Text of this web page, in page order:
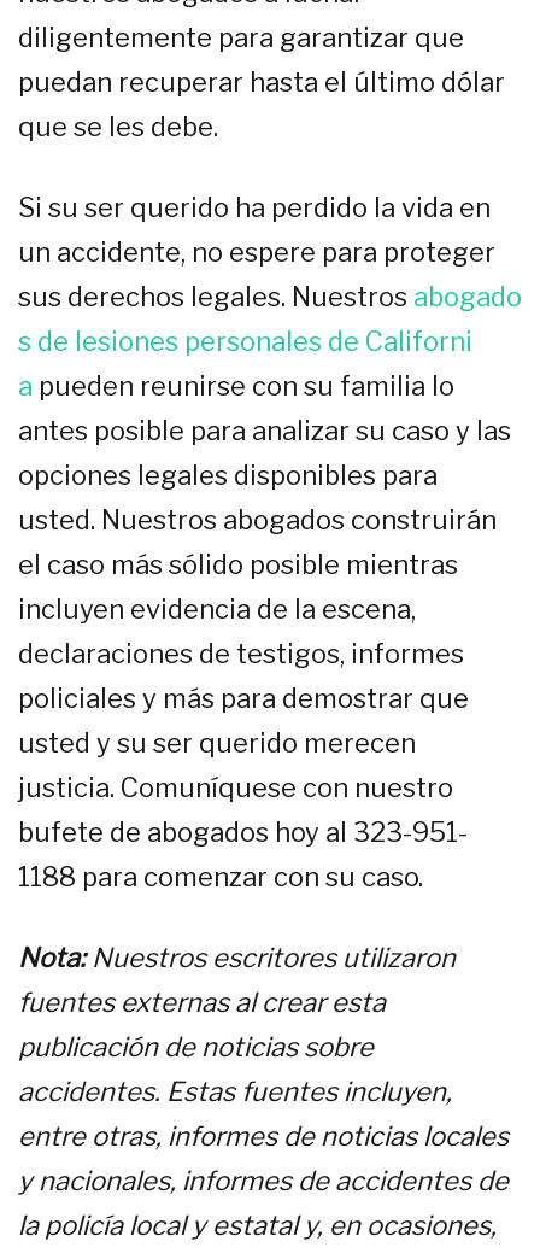
diligentemente para garantizar que
puedan recuperar hasta el último dólar
que se les debe.
Si su ser querido ha perdido la vida en
un accidente, no espere para proteger
sus derechos legales. Nuestros abogado
s de lesiones personales de Californi
a pueden reunirse con su familia lo
antes posible para analizar su caso y las
opciones legales disponibles para
usted. Nuestros abogados construirán
el caso más sólido posible mientras
incluyen evidencia de la escena,
declaraciones de testigos, informes
policiales y más para demostrar que
usted y su ser querido merecen
justicia. Comuníquese con nuestro
bufete de abogados hoy al 323-951-
1188 para comenzar con su caso.
Nota:Nuestros escritores utilizaron
fuentes externas al crear esta
publicación de noticias sobre
accidentes. Estas fuentes incluyen,
entre otras, informes de noticias locales
y nacionales, informes de accidentes de
la policía local y estatal y, en ocasiones,